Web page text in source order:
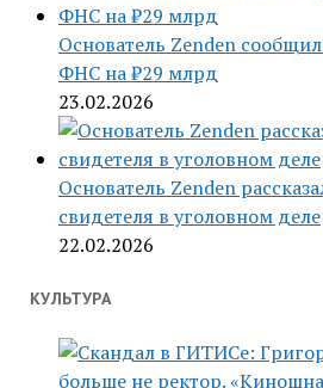
Основатель Zenden
ФНС на ₽29 млрд
23.02.2026
Основатель Zenden
свидетеля в уголовном деле
22.02.2026
КУЛЬТУРА